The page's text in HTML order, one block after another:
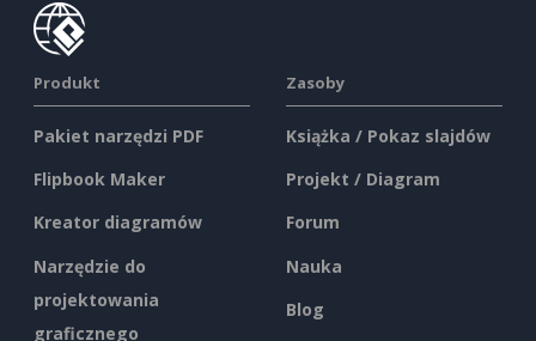
Produkt
Pakiet narzędzi PDF
Flipbook Maker
Kreator diagramów
Narzędzie do
projektowania
graficznego
Zasoby
Książka / Pokaz slajdów
Projekt / Diagram
Forum
Nauka
Blog